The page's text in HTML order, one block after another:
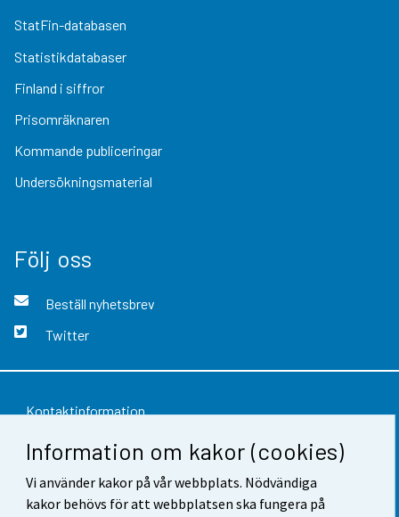
Information om kakor (cookies)
Vi använder kakor på vår webbplats. Nödvändiga
kakor behövs för att webbplatsen ska fungera på
StatFin-databasen
Statistikdatabaser
Finland i siffror
Prisomräknaren
Kommande publiceringar
Undersökningsmaterial
Följ oss
Beställ nyhetsbrev
Twitter
Kontaktinformation
Respons
Användarvillkor